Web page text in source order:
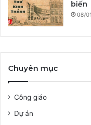
biến
08/
Chuyên mục
Công giáo
Dự án